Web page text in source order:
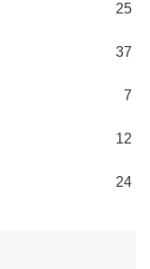
25
37
7
12
24